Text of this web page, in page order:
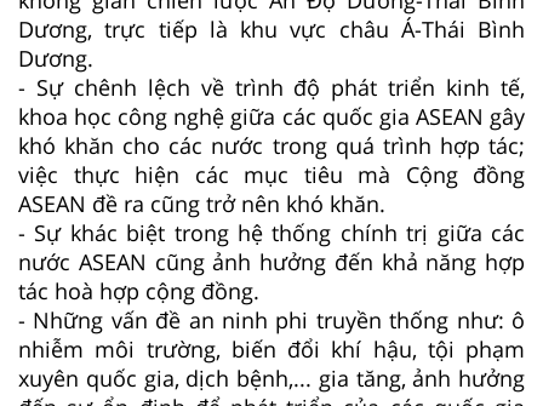
Dương, trực tiếp là khu vực châu Á-Thái Bình
Dương.
- Sự chênh lệch về trình độ phát triển kinh tế,
khoa học công nghệ giữa các quốc gia ASEAN gây
khó khăn cho các nước trong quá trình hợp tác;
việc thực hiện các mục tiêu mà Cộng đồng
ASEAN đề ra cũng trở nên khó khăn.
- Sự khác biệt trong hệ thống chính trị giữa các
nước ASEAN cũng ảnh hưởng đến khả năng hợp
tác hoà hợp cộng đồng.
- Những vấn đề an ninh phi truyền thống như: ô
nhiễm môi trường, biến đổi khí hậu, tội phạm
xuyên quốc gia, dịch bệnh,... gia tăng, ảnh hưởng